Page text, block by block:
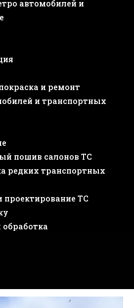
автомобилей и
и ремонт
и транспортных
пошив салонов ТС
редких транспортных
проектирование ТС